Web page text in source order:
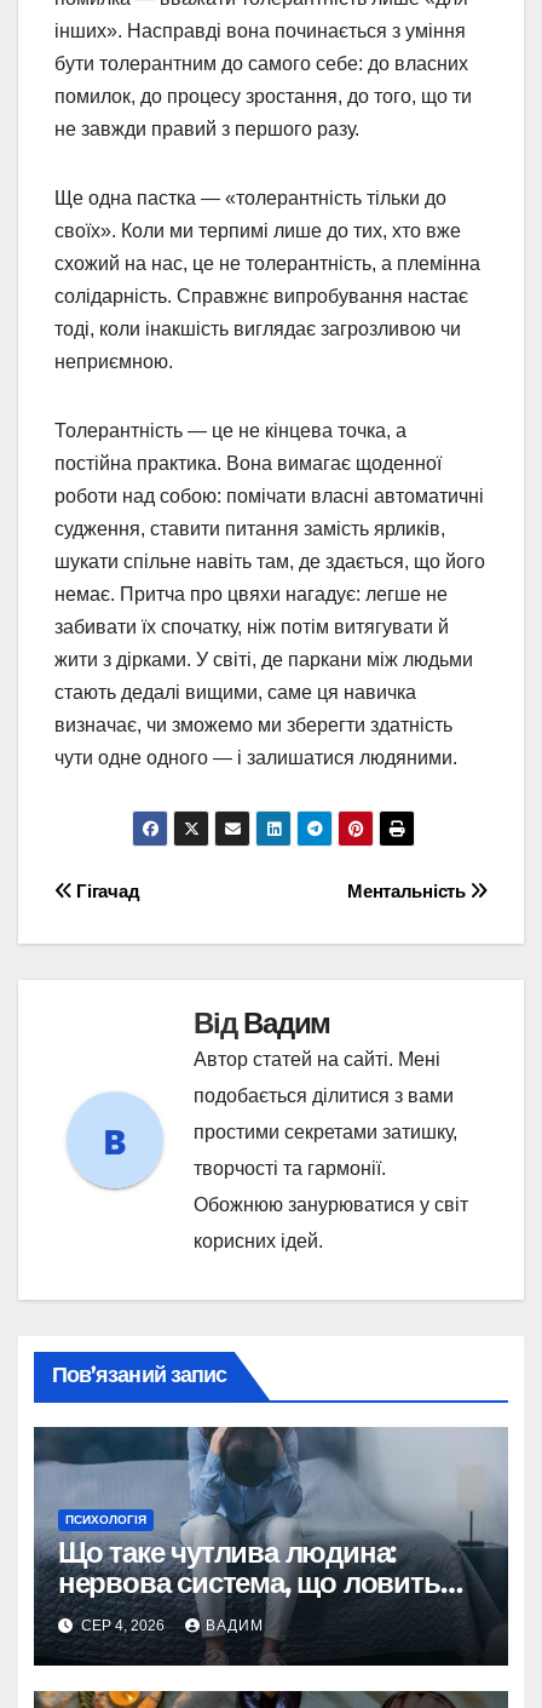
інших». Насправді вона починається з уміння
бути толерантним до самого себе: до власних
помилок, до процесу зростання, до того, що ти
не завжди правий з першого разу.
Ще одна пастка — «толерантність тільки до
своїх». Коли ми терпимі лише до тих, хто вже
схожий на нас, це не толерантність, а племінна
солідарність. Справжнє випробування настає
тоді, коли інакшість виглядає загрозливою чи
неприємною.
Толерантність — це не кінцева точка, а
постійна практика. Вона вимагає щоденної
роботи над собою: помічати власні автоматичні
судження, ставити питання замість ярликів,
шукати спільне навіть там, де здається, що його
немає. Притча про цвяхи нагадує: легше не
забивати їх спочатку, ніж потім витягувати й
жити з дірками. У світі, де паркани між людьми
стають дедалі вищими, саме ця навичка
визначає, чи зможемо ми зберегти здатність
чути одне одного — і залишатися людяними.
Навігація
записів
Ментальність
Гігачад
ВідВадим
Автор статей на сайті. Мені
подобається ділитися з вами
простими секретами затишку,
творчості та гармонії.
Обожнюю занурюватися у світ
корисних ідей.
Пов’язаний запис
ПСИХОЛОГІЯ
Що таке чутлива людина:
нервова система, що ловить
більше світу
СЕР 4, 2026 ВАДИМ